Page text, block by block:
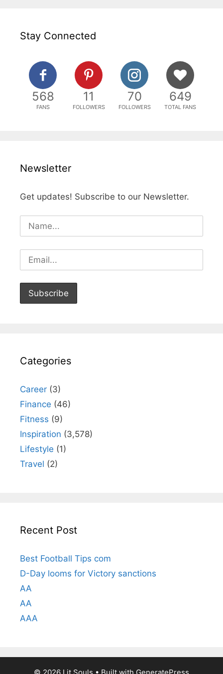
Stay Connected
568
FANS
11
FOLLOWERS
70
FOLLOWERS
649
TOTAL FANS
Newsletter
Get updates! Subscribe to our Newsletter.
Categories
Career (3)
Finance (46)
Fitness (9)
Inspiration (3,578)
Lifestyle (1)
Travel (2)
Recent Post
Best Football Tips com
D-Day looms for Victory sanctions
AA
AA
AAA